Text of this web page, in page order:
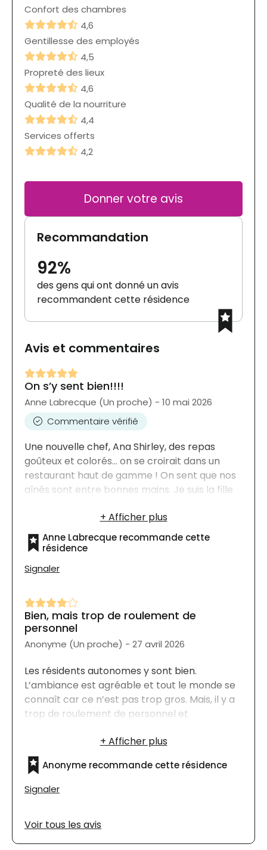
Confort des chambres
4,6
Gentillesse des employés
4,5
Propreté des lieux
4,6
Qualité de la nourriture
4,4
Services offerts
4,2
Donner votre avis
Recommandation
92%
des gens qui ont donné un avis
recommandent cette résidence
Avis et commentaires
On s’y sent bien!!!!
Anne Labrecque (Un proche) - 10 mai 2026
Commentaire vérifié
Une nouvelle chef, Ana Shirley, des repas
goûteux et colorés... on se croirait dans un
restaurant haut de gamme ! On sent que nos
aînés sont entre bonnes mains. Je suis la fille
Anne Labrecque recommande cette
résidence
Signaler
Bien, mais trop de roulement de
personnel
Anonyme (Un proche) - 27 avril 2026
Les résidents autonomes y sont bien.
L’ambiance est agréable et tout le monde se
connaît car ce n’est pas trop gros. Mais, il y a
trop de roulement de personnel et
fait que la qualité des services est variable au
niveau de l’administration des médicaments
et de l'entretien ménager fait dans les
appartements. Ça demande beaucoup de
qui ne fait pas ce qu’il faut? Difficile à dire, mais
les mêmes erreurs sont commises à
Anonyme recommande cette résidence
Signaler
Voir tous les avis